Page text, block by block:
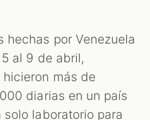
hechas por Venezuela
al 9 de abril,
más de
diarias en un país
laboratorio para